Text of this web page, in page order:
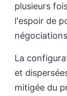
plusieurs
l'espoir de
La
et
mitigée du